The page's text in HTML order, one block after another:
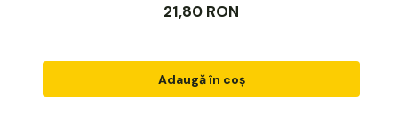
21,80 RON
Adaugă în coș